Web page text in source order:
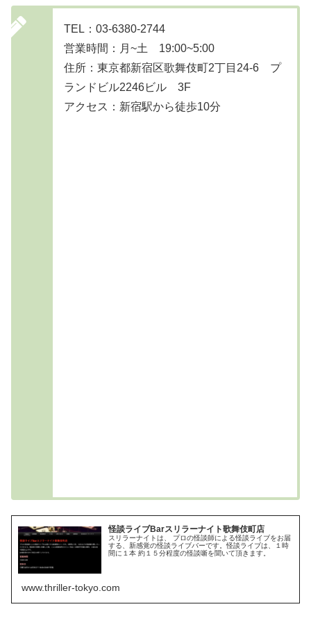
TEL：03-6380-2744
営業時間：月~土 19:00~5:00
住所：東京都新宿区歌舞伎町2丁目24-6 プ
ランドビル2246ビル 3F
アクセス：新宿駅から徒歩10分
怪談ライブBarスリラーナイト歌舞伎町店
スリラーナイトは、 プロの怪談師による怪談ライブをお届
する、新感覚の怪談ライブバーです。怪談ライブは、１時
間に１本 約１５分程度の怪談噺を聞いて頂きます。
www.thriller-tokyo.com